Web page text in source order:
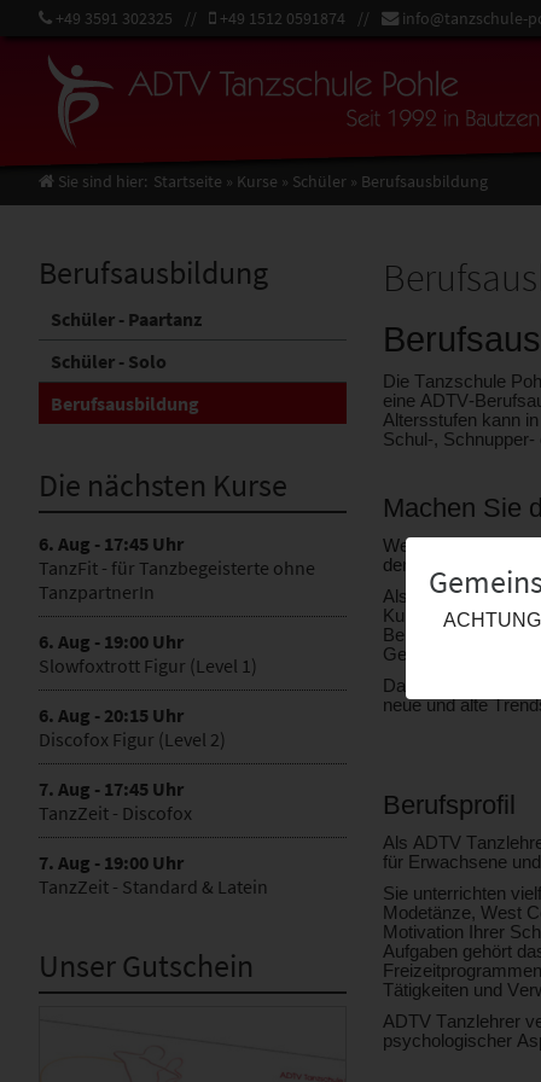
+49 3591 302325 +49 1512 0591874 info@tanzschule-
Sie sind hier: Startseite » Kurse » Schüler » Berufsausbildung
Die Tanzschule
eine ADTV-
Altersstufen kann
Schul-, Schnupper-
Machen Sie
Wenn Sie ein
dem Spaß,
Als Tanzlehrer
Kunden nur vom
Berufslebens aber
Geist fit.
Darüber hinaus
neue und alte
Berufsprofil
Als ADTV
für Erwachsene
Sie unterrichten
Modetänze, West
Motivation Ihrer
Aufgaben gehört
Tätigkeiten und
ADTV Tanzlehrer
psychologischer
Berufsausbildung
Schüler - Paartanz
Schüler - Solo
Berufsausbildung
Die nächsten Kurse
6. Aug - 17:45 Uhr
TanzFit - für Tanzbegeisterte ohne
TanzpartnerIn
6. Aug - 19:00 Uhr
Slowfoxtrott Figur (Level 1)
6. Aug - 20:15 Uhr
Discofox Figur (Level 2)
7. Aug - 17:45 Uhr
TanzZeit - Discofox
7. Aug - 19:00 Uhr
TanzZeit - Standard & Latein
Unser Gutschein